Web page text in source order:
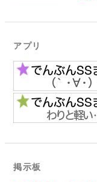
アプリ
掲示板